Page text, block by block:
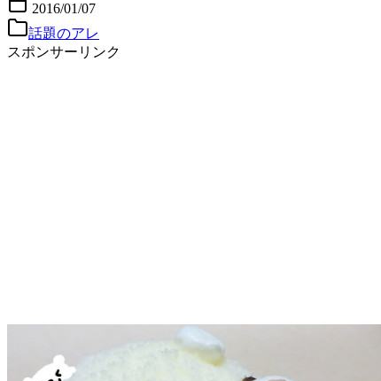
2016/01/07
話題のアレ
スポンサーリンク